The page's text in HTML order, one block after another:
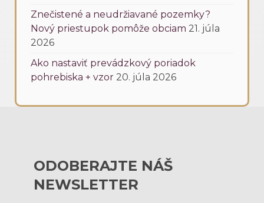
Znečistené a neudržiavané pozemky?
Nový priestupok pomôže obciam 21. júla
2026
Ako nastaviť prevádzkový poriadok
pohrebiska + vzor 20. júla 2026
ODOBERAJTE NÁŠ
NEWSLETTER